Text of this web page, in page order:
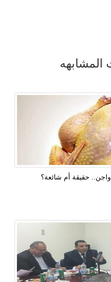
المشابهه
حقيقة أم شائعة؟